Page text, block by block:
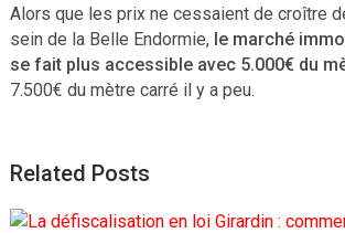
Alors que les prix ne cessaient de croître
sein de la Belle Endormie, le marché
se fait plus accessible avec 5.000€ du
7.500€ du mètre carré il y a peu.
Related Posts